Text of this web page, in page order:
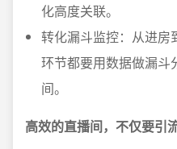
化高度关联。
转化漏斗监控：从进房
环节都要用数据做漏斗
间。
高效的直播间，不仅要引